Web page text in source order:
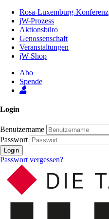
Inhalt
Seite
Rosa-Luxemburg-Konferenz
jW-Prozess
Aktionsbüro
Genossenschaft
Veranstaltungen
jW-Shop
Abo
Spende
Login
Benutzername
Passwort
Login
Passwort vergessen?